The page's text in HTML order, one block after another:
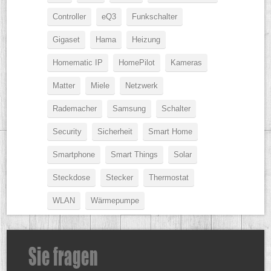
Controller eQ3 Funkschalter
Gigaset Hama Heizung
Homematic IP HomePilot Kameras
Matter Miele Netzwerk
Rademacher Samsung Schalter
Security Sicherheit Smart Home
Smartphone Smart Things Solar
Steckdose Stecker Thermostat
WLAN Wärmepumpe